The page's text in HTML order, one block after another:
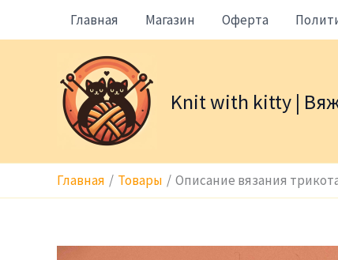
Главная Магазин Оферта
Knit with kitty |
Главная Товары Описание вязания